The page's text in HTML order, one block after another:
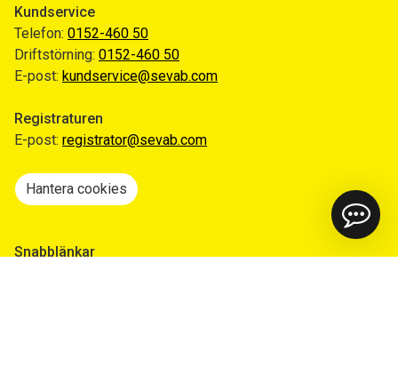
Kundservice
Telefon: 0152-460 50
Driftstörning: 0152-460 50
E-post: kundservice@sevab.com
Registraturen
E-post: registrator@sevab.com
Hantera cookies
Snabblänkar